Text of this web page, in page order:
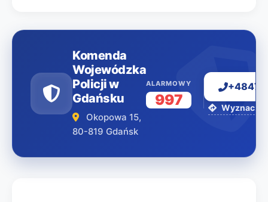
Komenda
Wojewódzka
Policji w
Gdańsku
Okopowa 15,
80-819 Gdańsk
ALARMOWY
997 Wyznacz